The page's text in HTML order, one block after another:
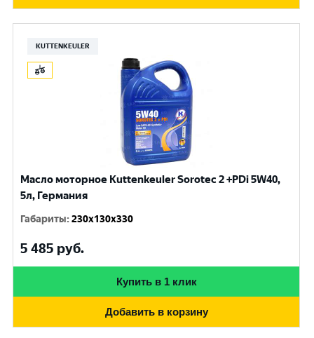
KUTTENKEULER
Масло моторное Kuttenkeuler Sorotec 2 +PDi 5W40,
5л, Германия
Габариты:230x130x330
5 485 руб.
Купить в 1 клик
Добавить в корзину